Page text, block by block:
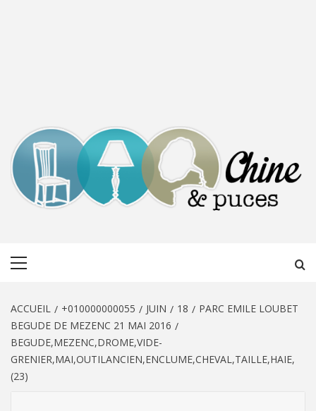
ACCUEIL +010000000055 JUIN 18
PARC EMILE LOUBET
BEGUDE DE MEZENC 21 MAI 2016
BEGUDE,MEZENC,DROME,VIDE-
GRENIER,MAI,OUTILANCIEN,ENCLUME,CHEVAL,TAILLE,HAIE,
(23)